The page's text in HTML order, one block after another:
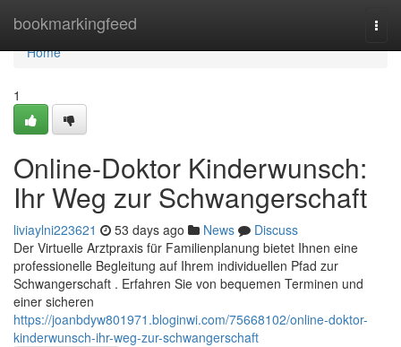
bookmarkingfeed
Home
Home
1
Online-Doktor Kinderwunsch:
Ihr Weg zur Schwangerschaft
liviaylni223621 53 days ago News
Discuss
Der Virtuelle Arztpraxis für Familienplanung bietet Ihnen eine
professionelle Begleitung auf Ihrem individuellen Pfad zur
Schwangerschaft . Erfahren Sie von bequemen Terminen und
einer sicheren
https://joanbdyw801971.bloginwi.com/75668102/online-doktor-
kinderwunsch-ihr-weg-zur-schwangerschaft